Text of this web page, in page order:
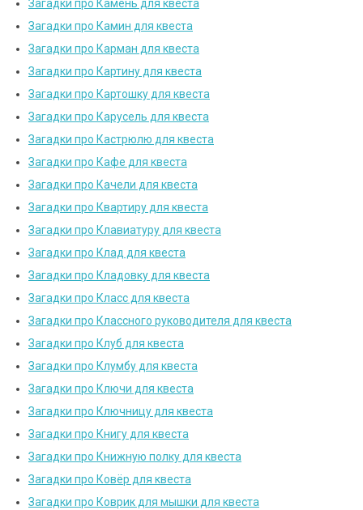
Загадки про Камень для квеста
Загадки про Камин для квеста
Загадки про Карман для квеста
Загадки про Картину для квеста
Загадки про Картошку для квеста
Загадки про Карусель для квеста
Загадки про Кастрюлю для квеста
Загадки про Кафе для квеста
Загадки про Качели для квеста
Загадки про Квартиру для квеста
Загадки про Клавиатуру для квеста
Загадки про Клад для квеста
Загадки про Кладовку для квеста
Загадки про Класс для квеста
Загадки про Классного руководителя для квеста
Загадки про Клуб для квеста
Загадки про Клумбу для квеста
Загадки про Ключи для квеста
Загадки про Ключницу для квеста
Загадки про Книгу для квеста
Загадки про Книжную полку для квеста
Загадки про Ковёр для квеста
Загадки про Коврик для мышки для квеста